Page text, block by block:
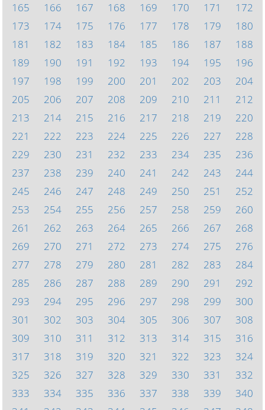
165
166 167 168 169 170 171
172
173
174 175 176 177 178 179
180
181
182 183 184 185 186 187
188
189
190 191 192 193 194 195
196
197
198 199 200 201 202 203
204
205
206 207 208 209 210 211
212
213
214 215 216 217 218 219
220
221
222 223 224 225 226 227
228
229
230 231 232 233 234 235
236
237
238 239 240 241 242 243
244
245
246 247 248 249 250 251
252
253
254 255 256 257 258 259
260
261
262 263 264 265 266 267
268
269
270 271 272 273 274 275
276
277
278 279 280 281 282 283
284
285
286 287 288 289 290 291
292
293
294 295 296 297 298 299
300
301
302 303 304 305 306 307
308
309
310 311 312 313 314 315
316
317
318 319 320 321 322 323
324
325
326 327 328 329 330 331
332
333
334 335 336 337 338 339
340